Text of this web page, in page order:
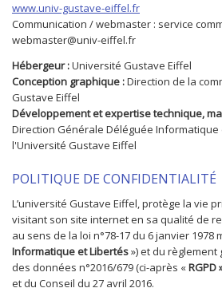
www.univ-gustave-eiffel.fr
Communication / webmaster : service
webmaster@univ-eiffel.fr
Hébergeur :Université Gustave Eiffel
Conception graphique :Direction de la
Gustave Eiffel
Développement et expertise technique,
Direction Générale Déléguée Informatique
l'Université Gustave Eiffel
POLITIQUE DE CONFIDENTIALITÉ
L’université Gustave Eiffel, protège la vie
visitant son site internet en sa qualité de
au sens de la loi n°78-17 du 6 janvier 1978
Informatique et Libertés») et du
des données n°2016/679 (ci-après «RGPD
et du Conseil du 27 avril 2016.